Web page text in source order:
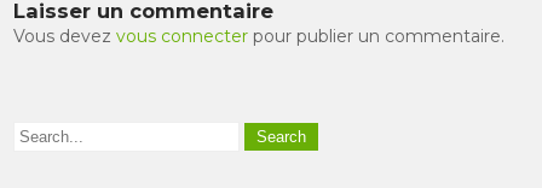
Laisser un commentaire
Vous devezvous connecter pour publier un commentaire.